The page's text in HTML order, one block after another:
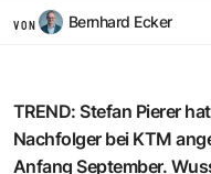
VON Bernhard Ecker
TREND: Stefan Pierer
Nachfolger bei KTM
Anfang September.